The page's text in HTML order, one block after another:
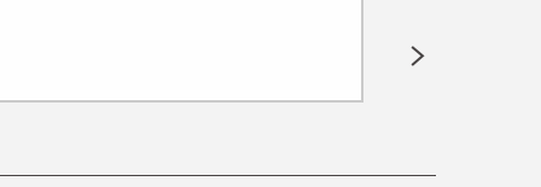
Saint-Bonnet-